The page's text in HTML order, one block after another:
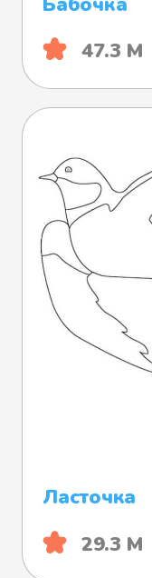
47.3 М
Ласточка
29.3 М